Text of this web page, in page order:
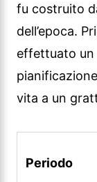
fu costruito
dell’epoca.
effettuato
vita a un
Periodo